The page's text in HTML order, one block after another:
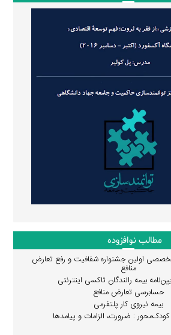
مطالب نوافزوده
اولین جشنواره شفافیت و رفع تعارض
منافع
بیمه رانندگان تاکسی اینترنتی
حسابرسی تعارض منافع
بیمه نیروی کار پلتفرمی
: ضرورت، الزامات و پیامدها